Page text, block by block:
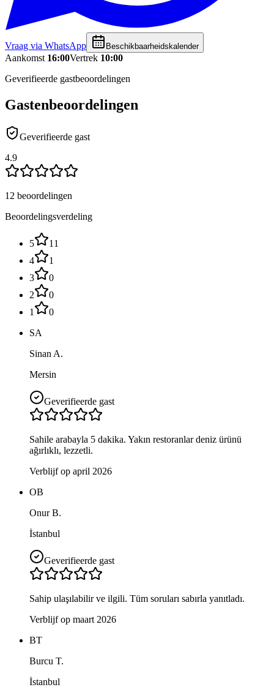
Vraag via WhatsApp Beschikbaarheidskalender
Aankomst 16:00Vertrek 10:00
Geverifieerde gastbeoordelingen
Gastenbeoordelingen
Geverifieerde gast
4.9
12 beoordelingen
Beoordelingsverdeling
5
11
4
1
3
0
2
0
1
0
SA
Sinan A.
Mersin
Geverifieerde gast
Sahile arabayla 5 dakika. Yakın restoranlar deniz ürünü
ağırlıklı, lezzetli.
Verblijf op april 2026
OB
Onur B.
İstanbul
Geverifieerde gast
Sahip ulaşılabilir ve ilgili. Tüm soruları sabırla yanıtladı.
Verblijf op maart 2026
BT
Burcu T.
İstanbul